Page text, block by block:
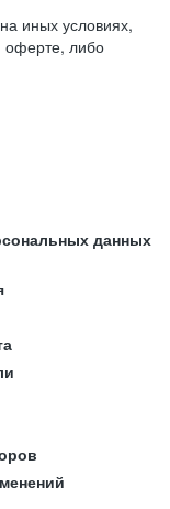
иных условиях,
оферте, либо
данных